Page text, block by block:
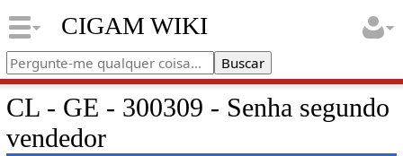
CIGAM WIKI
CL - GE - 300309 - Senha segundo
vendedor